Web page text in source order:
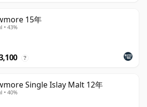
15年
• 43%
?
Single Islay Malt 12年
• 40%